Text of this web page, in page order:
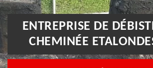
ENTREPRISE DE
CHEMINÉE